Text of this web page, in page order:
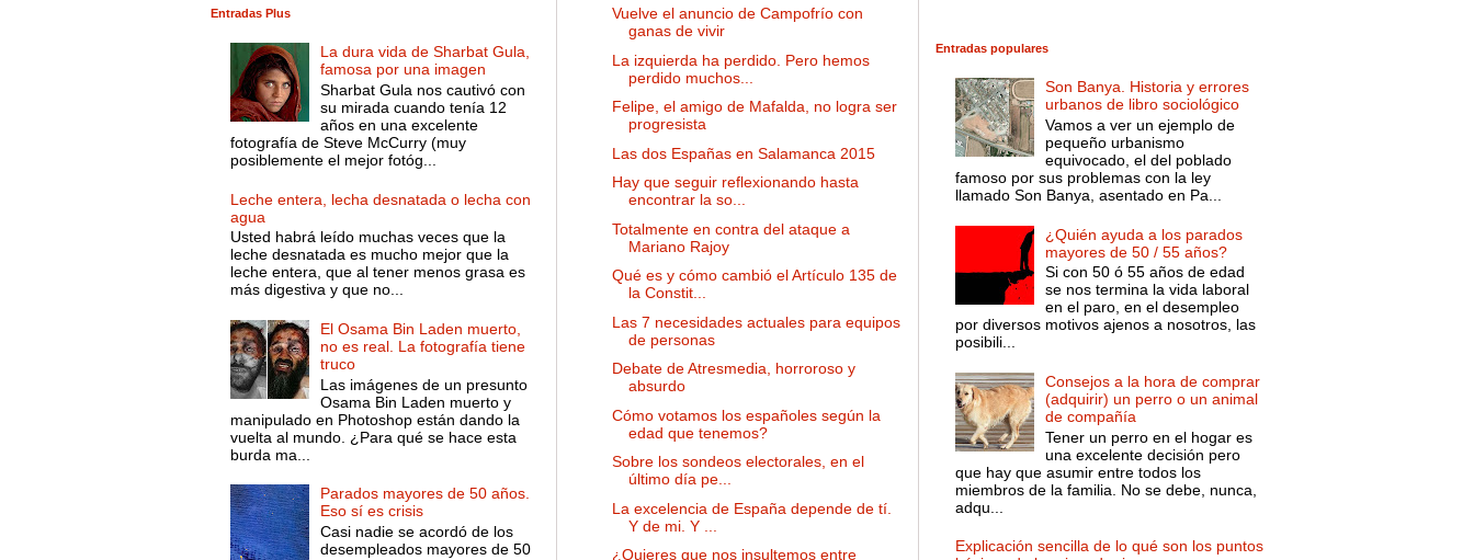
Entradas Plus
La dura vida de Sharbat Gula,
famosa por una imagen
Sharbat Gula nos cautivó con
su mirada cuando tenía 12
años en una excelente
fotografía de Steve McCurry (muy
posiblemente el mejor fotóg...
Leche entera, lecha desnatada o lecha con
agua
Usted habrá leído muchas veces que la
leche desnatada es mucho mejor que la
leche entera, que al tener menos grasa es
más digestiva y que no...
El Osama Bin Laden muerto,
no es real. La fotografía tiene
truco
Las imágenes de un presunto
Osama Bin Laden muerto y
manipulado en Photoshop están dando la
vuelta al mundo. ¿Para qué se hace esta
burda ma...
Parados mayores de 50 años.
Eso sí es crisis
Casi nadie se acordó de los
desempleados mayores de 50
Vuelve el anuncio de Campofrío con
ganas de vivir
La izquierda ha perdido. Pero hemos
perdido muchos...
Felipe, el amigo de Mafalda, no logra ser
progresista
Las dos Españas en Salamanca 2015
Hay que seguir reflexionando hasta
encontrar la so...
Totalmente en contra del ataque a
Mariano Rajoy
Qué es y cómo cambió el Artículo 135 de
la Constit...
Las 7 necesidades actuales para equipos
de personas
Debate de Atresmedia, horroroso y
absurdo
Cómo votamos los españoles según la
edad que tenemos?
Sobre los sondeos electorales, en el
último día pe...
La excelencia de España depende de tí.
Y de mi. Y ...
¿Quieres que nos insultemos entre
Entradas populares
Son Banya. Historia y errores
urbanos de libro sociológico
Vamos a ver un ejemplo de
pequeño urbanismo
equivocado, el del poblado
famoso por sus problemas con la ley
llamado Son Banya, asentado en Pa...
¿Quién ayuda a los parados
mayores de 50 / 55 años?
Si con 50 ó 55 años de edad
se nos termina la vida laboral
en el paro, en el desempleo
por diversos motivos ajenos a nosotros, las
posibili...
Consejos a la hora de comprar
(adquirir) un perro o un animal
de compañía
Tener un perro en el hogar es
una excelente decisión pero
que hay que asumir entre todos los
miembros de la familia. No se debe, nunca,
adqu...
Explicación sencilla de lo qué son los puntos